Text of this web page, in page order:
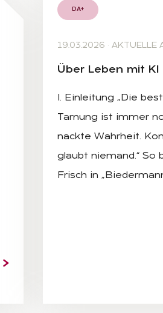
DA+
19.03.2026 · AKTUELLE
Über Le­ben mit KI
I. Einleitung „Die
Tarnung ist immer
nackte Wahrheit.
glaubt niemand.“ So
Frisch in